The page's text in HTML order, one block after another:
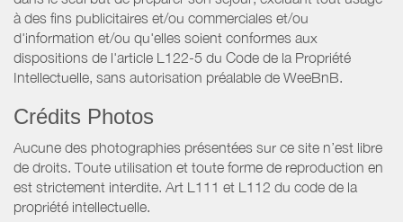
à des fins publicitaires et/ou commerciales et/ou
d'information et/ou qu'elles soient conformes aux
dispositions de l'article L122-5 du Code de la Propriété
Intellectuelle, sans autorisation préalable de WeeBnB.
Crédits Photos
Aucune des photographies présentées sur ce site n’est libre
de droits. Toute utilisation et toute forme de reproduction en
est strictement interdite. Art L111 et L112 du code de la
propriété intellectuelle.